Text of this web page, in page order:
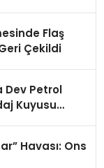
Flaş
Çekildi
Dev Petrol
Kuyusu
Havası: Ons